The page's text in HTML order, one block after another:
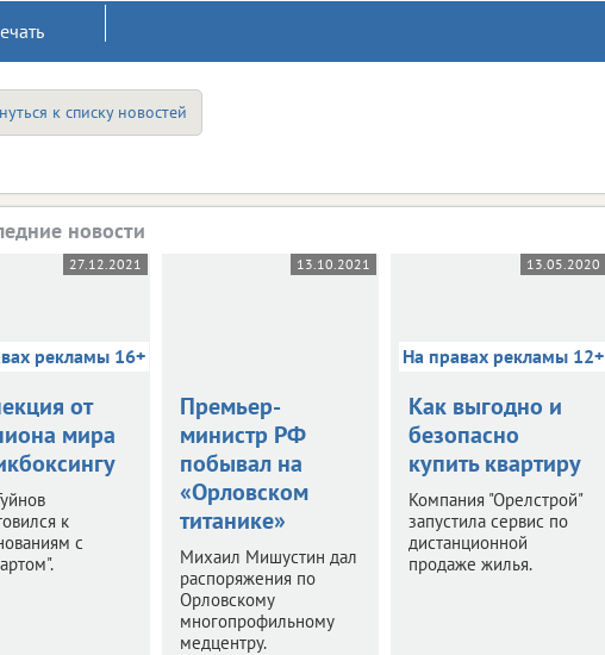
к списку новостей
новости
27.12.2021
рекламы 16+
от
мира
к
с
13.10.2021
Премьер-
министр РФ
побывал на
«Орловском
титанике»
Михаил Мишустин дал
распоряжения по
Орловскому
многопрофильному
медцентру.
13.05.2020
На правах рекламы 12+
Как выгодно и
безопасно
купить квартиру
Компания "Орелстрой"
запустила сервис по
дистанционной
продаже жилья.